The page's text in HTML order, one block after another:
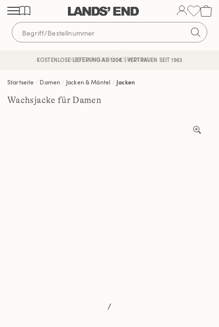
Direkt
zum
Inhalt
Direkt
zur
Navigation
Direkt
zur
Suche
KOSTENLOSE LIEFERUNG AB 120€ | VERTRAUEN SEIT 1963
KOSTENFREIE RÜCKSENDUNG
Startseite Damen Jacken & Mäntel Jacken
Wachsjacke für Damen
/